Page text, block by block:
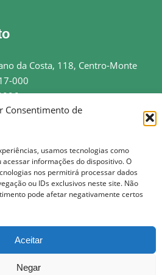
Consentimento de
usamos tecnologias como
informações do dispositivo. O
nos permitirá processar dados
ou IDs exclusivos neste site. Não
pode afetar negativamente certos
Aceitar
Negar
da Costa, 118, Centro-Monte
000
08h as 13h